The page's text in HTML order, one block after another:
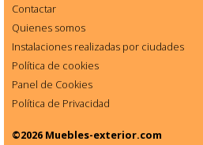
Contactar
Quienes somos
Instalaciones realizadas por ciudades
Política de cookies
Panel de Cookies
Política de Privacidad
©2026 Muebles-exterior.com